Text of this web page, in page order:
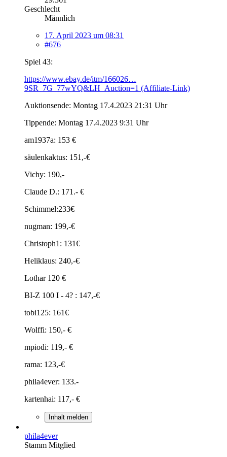
Geschlecht
Männlich
17. April 2023 um 08:31
#676
Spiel 43:
https://www.ebay.de/itm/166026…
9SR_7G_77wYQ&LH_Auction=1 (Affiliate-Link)
Auktionsende: Montag 17.4.2023 21:31 Uhr
Tippende: Montag 17.4.2023 9:31 Uhr
am1937a: 153 €
säulenkaktus: 151,-€
Vichy: 190,-
Claude D.: 171.- €
Schimmel:233€
nugman: 199,-€
Christoph1: 131€
Heliklaus: 240,-€
Lothar 120 €
BI-Z 100 I - 4? : 147,-€
tobi125: 161€
Wolffi: 150,- €
mpiodi: 119,- €
rama: 123,-€
phila4ever: 133.-
kartenhai: 117,- €
Inhalt melden
phila4ever
Stamm Mitglied